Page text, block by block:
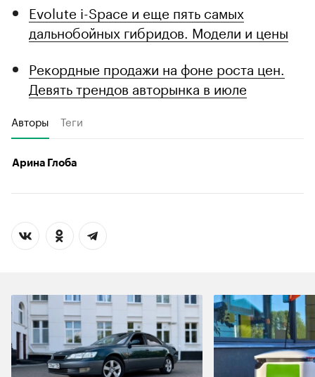
Evolute i-Space и еще пять самых
дальнобойных гибридов. Модели и цены
Рекордные продажи на фоне роста цен.
Девять трендов авторынка в июле
Авторы Теги
Арина Глоба